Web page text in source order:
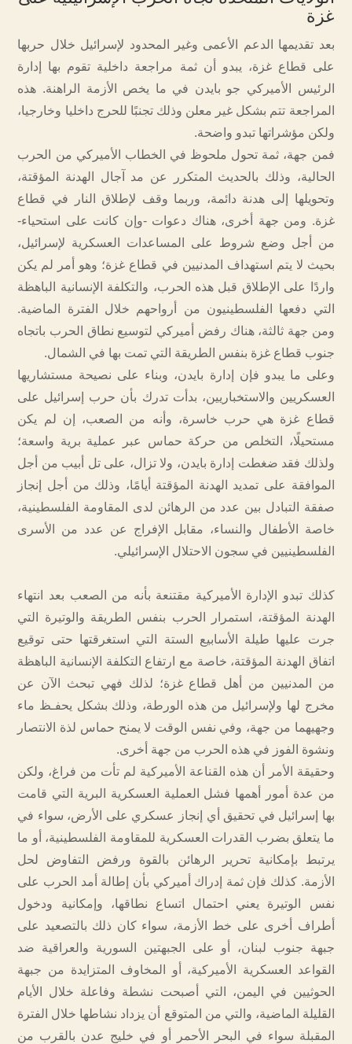
غزة
بعد تقديمها الدعم الأعمى وغير المحدود لإسرائيل خلال حربها
على قطاع غزة، يبدو أن ثمة مراجعة داخلية تقوم بها إدارة
الرئيس الأميركي جو بايدن في ما يخص الأزمة الراهنة. هذه
المراجعة تتم بشكل غير معلن وذلك تجنبًا للحرج داخليا وخارجيا،
ولكن مؤشراتها تبدو واضحة.
فمن جهة، ثمة تحول ملحوظ في الخطاب الأميركي من الحرب
الحالية، وذلك بالحديث المتكرر عن مد آجال الهدنة المؤقتة،
وتحويلها إلى هدنة دائمة، وربما وقف لإطلاق النار في قطاع
غزة. ومن جهة أخرى، هناك دعوات -وإن كانت على استحياء-
من أجل وضع شروط على المساعدات العسكرية لإسرائيل،
بحيث لا يتم استهداف المدنيين في قطاع غزة؛ وهو أمر لم يكن
واردًا على الإطلاق قبل هذه الحرب، والتكلفة الإنسانية الباهظة
التي دفعها الفلسطينيون من أرواحهم خلال الفترة الماضية.
ومن جهة ثالثة، هناك رفض أميركي لتوسيع نطاق الحرب باتجاه
جنوب قطاع غزة بنفس الطريقة التي تمت بها في الشمال.
وعلى ما يبدو فإن إدارة بايدن، وبناء على نصيحة مستشاريها
العسكريين والاستخباريين، بدأت تدرك بأن حرب إسرائيل على
قطاع غزة هي حرب خاسرة، وأنه من الصعب، إن لم يكن
مستحيلًا، التخلص من حركة حماس عبر عملية برية واسعة؛
ولذلك فقد ضغطت إدارة بايدن، ولا تزال، على تل أبيب من أجل
الموافقة على تمديد الهدنة المؤقتة أيامًا، وذلك من أجل إنجاز
صفقة التبادل بين عدد من الرهائن لدى المقاومة الفلسطينية،
خاصة الأطفال والنساء، مقابل الإفراج عن عدد من الأسرى
الفلسطينيين في سجون الاحتلال الإسرائيلي.
كذلك تبدو الإدارة الأميركية مقتنعة بأنه من الصعب بعد انتهاء
الهدنة المؤقتة، استمرار الحرب بنفس الطريقة والوتيرة التي
جرت عليها طيلة الأسابيع الستة التي استغرقتها حتى توقيع
اتفاق الهدنة المؤقتة، خاصة مع ارتفاع التكلفة الإنسانية الباهظة
من المدنيين من أهل قطاع غزة؛ لذلك فهي تبحث الآن عن
مخرج لها ولإسرائيل من هذه الورطة، وذلك بشكل يحفـظ ماء
وجهيهما من جهة، وفي نفس الوقت لا يمنح حماس لذة الانتصار
ونشوة الفوز في هذه الحرب من جهة أخرى.
وحقيقة الأمر أن هذه القناعة الأميركية لم تأت من فراغ، ولكن
من عدة أمور أهمها فشل العملية العسكرية البرية التي قامت
بها إسرائيل في تحقيق أي إنجاز عسكري على الأرض، سواء في
ما يتعلق بضرب القدرات العسكرية للمقاومة الفلسطينية، أو ما
يرتبط بإمكانية تحرير الرهائن بالقوة ورفض التفاوض لحل
الأزمة. كذلك فإن ثمة إدراك أميركي بأن إطالة أمد الحرب على
نفس الوتيرة يعني احتمال اتساع نطاقها، وإمكانية ودخول
أطراف أخرى على خط الأزمة، سواء كان ذلك بالتصعيد على
جبهة جنوب لبنان، أو على الجبهتين السورية والعراقية ضد
القواعد العسكرية الأميركية، أو المخاوف المتزايدة من جبهة
الحوثيين في اليمن، التي أصبحت نشطة وفاعلة خلال الأيام
القليلة الماضية، والتي من المتوقع أن يزداد نشاطها خلال الفترة
المقبلة سواء في البحر الأحمر أو في خليج عدن بالقرب من